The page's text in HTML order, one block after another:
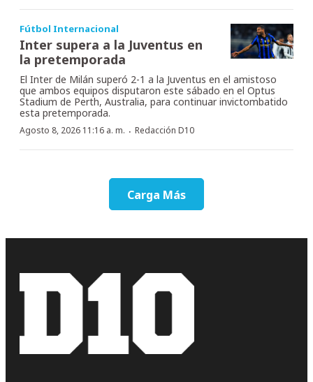
Fútbol Internacional
Inter supera a la Juventus en
la pretemporada
El Inter de Milán superó 2-1 a la Juventus en el amistoso
que ambos equipos disputaron este sábado en el Optus
Stadium de Perth, Australia, para continuar invictombatido
esta pretemporada.
Agosto 8, 2026 11:16 a. m. · Redacción D10
Carga Más